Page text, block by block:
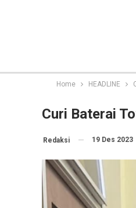
Home HEADLINE
Curi Baterai
Redaksi 19 Des 2023